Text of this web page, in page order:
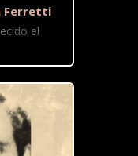
Ferretti
el